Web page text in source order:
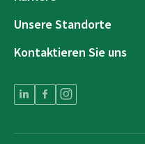
Unsere Standorte
Kontaktieren Sie uns